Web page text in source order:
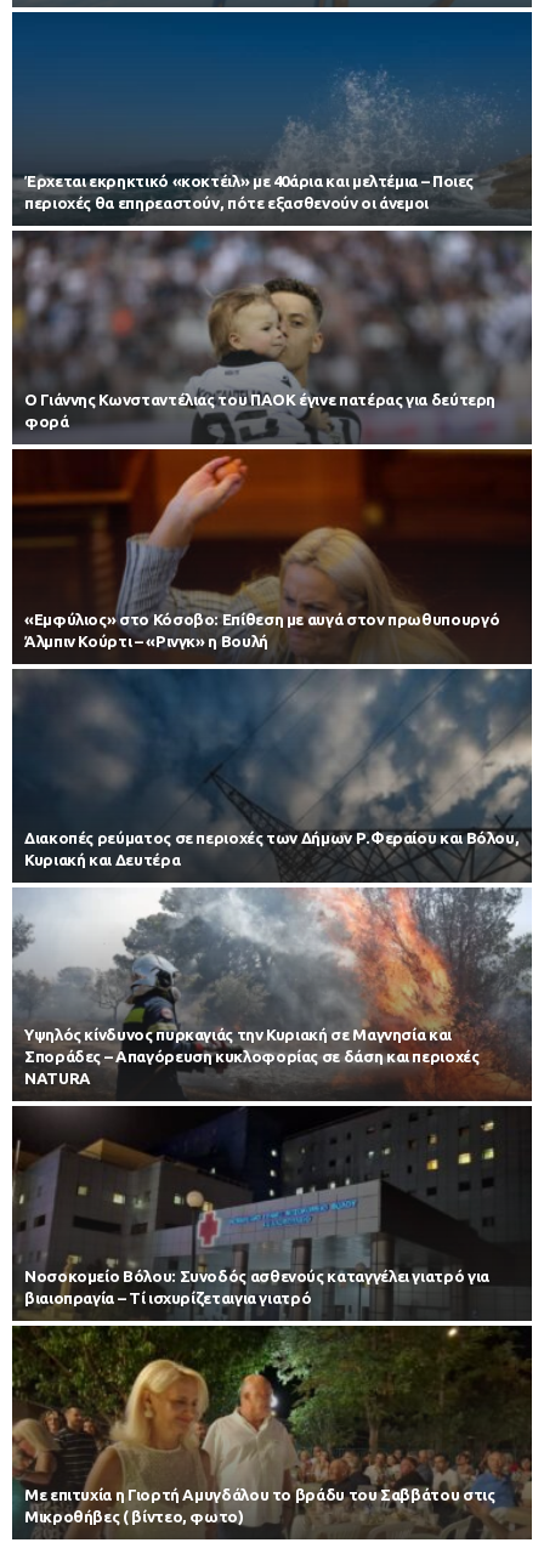
Έρχεται εκρηκτικό «κοκτέιλ» με 40άρια και μελτέμια – Ποιες
περιοχές θα επηρεαστούν, πότε εξασθενούν οι άνεμοι
Ο Γιάννης Κωνσταντέλιας του ΠΑΟΚ έγινε πατέρας για δεύτερη
φορά
«Εμφύλιος» στο Κόσοβο: Επίθεση με αυγά στον πρωθυπουργό
Άλμπιν Κούρτι – «Ρινγκ» η Βουλή
Διακοπές ρεύματος σε περιοχές των Δήμων Ρ.Φεραίου και Βόλου,
Κυριακή και Δευτέρα
Υψηλός κίνδυνος πυρκαγιάς την Κυριακή σε Μαγνησία και
Σποράδες – Απαγόρευση κυκλοφορίας σε δάση και περιοχές
NATURA
Νοσοκομείο Βόλου: Συνοδός ασθενούς καταγγέλει γιατρό για
βιαιοπραγία – Τί ισχυρίζεταιγια γιατρό
Με επιτυχία η Γιορτή Αμυγδάλου το βράδυ του Σαββάτου στις
Μικροθήβες ( βίντεο, φωτο)